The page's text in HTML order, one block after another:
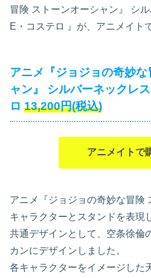
冒険 ストーンオーシャン』 シ
E・コステロ
』が、アニメイト
アニメ『ジョジョの奇妙
ャン』 シルバーネックレ
ロ 13,200円(税込)
アニメイトで
アニメ『ジョジョの奇妙な冒険
キャラクターとスタンドを表現
共通デザインとして、空条徐倫
カンにデザインしました。
各キャラクターをイメージした